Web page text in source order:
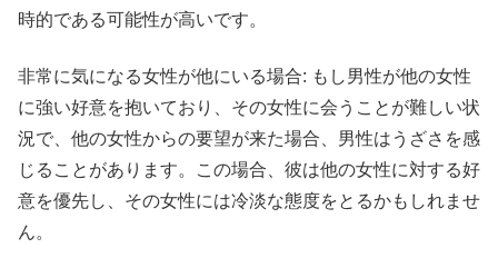
時的である可能性が高いです。
非常に気になる女性が他にいる場合: もし男性が他の女性
に強い好意を抱いており、その女性に会うことが難しい状
況で、他の女性からの要望が来た場合、男性はうざさを感
じることがあります。この場合、彼は他の女性に対する好
意を優先し、その女性には冷淡な態度をとるかもしれませ
ん。